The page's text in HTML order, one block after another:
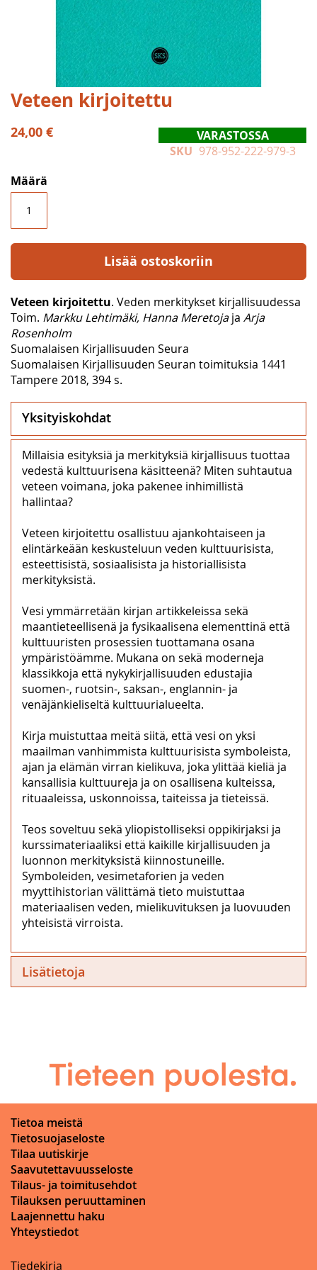
Skip
to
the
beginning
images
gallery
Veteen kirjoitettu
24,00 €
VARASTOSSA
SKU 978-952-222-979-3
Määrä
Lisää ostoskoriin
Veteen kirjoitettu. Veden merkitykset kirjallisuudessa
Toim. Markku Lehtimäki, Hanna Meretojaja Arja
Rosenholm
Suomalaisen Kirjallisuuden Seura
Suomalaisen Kirjallisuuden Seuran toimituksia 1441
Tampere 2018, 394 s.
Yksityiskohdat
Millaisia esityksiä ja merkityksiä kirjallisuus tuottaa
vedestä kulttuurisena käsitteenä? Miten suhtautua
veteen voimana, joka pakenee inhimillistä
hallintaa?
Veteen kirjoitettu osallistuu ajankohtaiseen ja
elintärkeään keskusteluun veden kulttuurisista,
esteettisistä, sosiaalisista ja historiallisista
merkityksistä.
Vesi ymmärretään kirjan artikkeleissa sekä
maantieteellisenä ja fysikaalisena elementtinä että
kulttuuristen prosessien tuottamana osana
ympäristöämme. Mukana on sekä moderneja
klassikkoja että nykykirjallisuuden edustajia
suomen-, ruotsin-, saksan-, englannin- ja
venäjänkieliseltä kulttuurialueelta.
Kirja muistuttaa meitä siitä, että vesi on yksi
maailman vanhimmista kulttuurisista symboleista,
ajan ja elämän virran kielikuva, joka ylittää kieliä ja
kansallisia kulttuureja ja on osallisena kulteissa,
rituaaleissa, uskonnoissa, taiteissa ja tieteissä.
Teos soveltuu sekä yliopistolliseksi oppikirjaksi ja
kurssimateriaaliksi että kaikille kirjallisuuden ja
luonnon merkityksistä kiinnostuneille.
Symboleiden, vesimetaforien ja veden
myyttihistorian välittämä tieto muistuttaa
materiaalisen veden, mielikuvituksen ja luovuuden
yhteisistä virroista.
Lisätietoja
Tietoa meistä
Tietosuojaseloste
Tilaa uutiskirje
Saavutettavuusseloste
Tilaus- ja toimitusehdot
Tilauksen peruuttaminen
Laajennettu haku
Yhteystiedot
Tiedekirja